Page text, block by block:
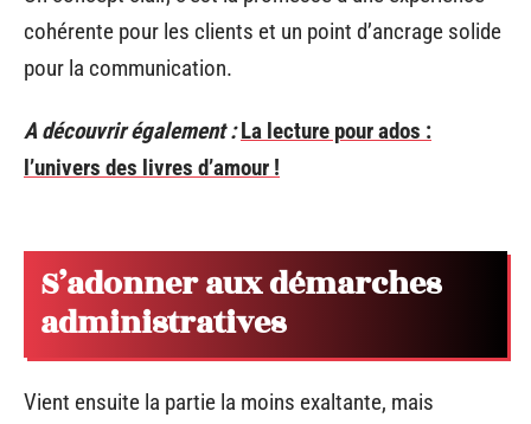
cohérente pour les clients et un point d’ancrage solide
pour la communication.
A découvrir également : La lecture pour ados :
l’univers des livres d’amour !
S’adonner aux démarches
administratives
Vient ensuite la partie la moins exaltante, mais